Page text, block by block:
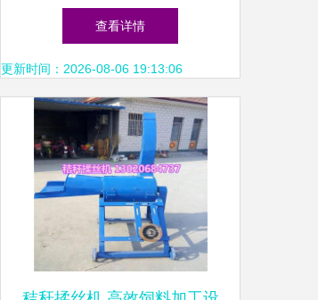
可持续发展的新蓝图
查看详情
更新时间：2026-08-06 19:13:06